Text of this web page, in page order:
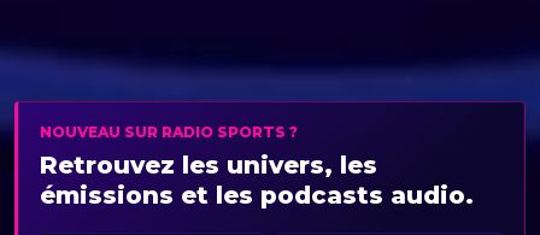
NOUVEAU SUR RADIO SPORTS ?
Retrouvez les univers, les
émissions et les podcasts audio.